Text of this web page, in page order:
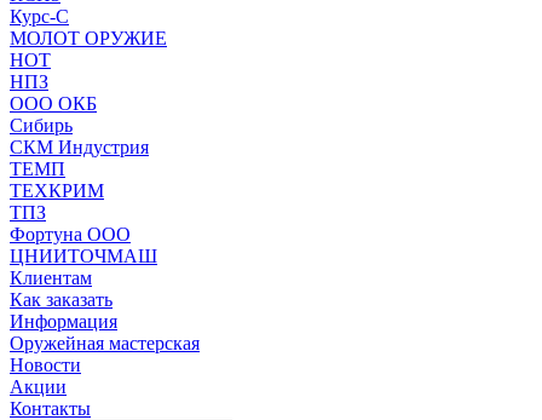
Курс-С
МОЛОТ ОРУЖИЕ
НОТ
НПЗ
ООО ОКБ
Сибирь
СКМ Индустрия
ТЕМП
ТЕХКРИМ
ТПЗ
Фортуна ООО
ЦНИИТОЧМАШ
Клиентам
Как заказать
Информация
Оружейная мастерская
Новости
Акции
Контакты